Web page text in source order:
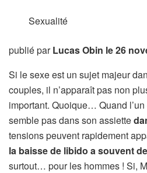
Sexualité
publié parLucas Obin le 26
Si le sexe est un sujet majeur
couples, il n’apparaît pas non
important. Quoique… Quand
semble pas dans son assiette
tensions peuvent rapidement
la baisse de libido a souvent
surtout… pour les hommes ! Si,